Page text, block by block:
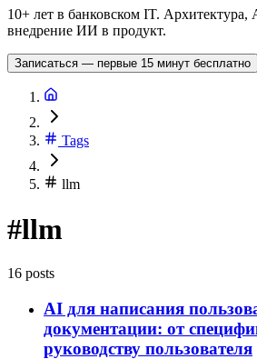
10+ лет в банковском IT.
внедрение ИИ в продукт.
Записаться — первые 15 минут бесплатно
Tags
llm
#llm
16 posts
AI для написания
документации: от
руководству пользователя